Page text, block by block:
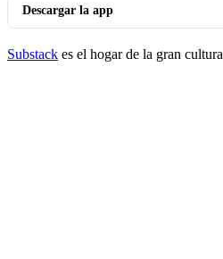
Descargar la app
Substack es el hogar de la gran cultura